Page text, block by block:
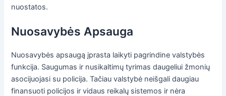
nuostatos.
Nuosavybės Apsauga
Nuosavybės apsaugą įprasta laikyti pagrindine valstybės
funkcija. Saugumas ir nusikaltimų tyrimas daugeliui žmonių
asocijuojasi su policija. Tačiau valstybė neišgali daugiau
finansuoti policijos ir vidaus reikalų sistemos ir nėra